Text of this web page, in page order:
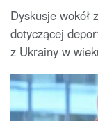
Dyskusje wokół
dotyczącej
z Ukrainy w